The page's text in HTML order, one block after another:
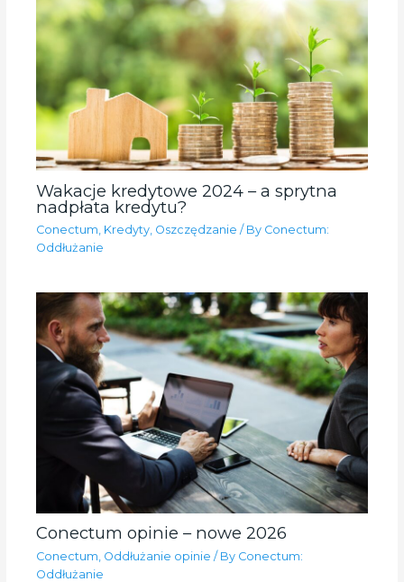
Wakacje kredytowe 2024 – a sprytna
nadpłata kredytu?
Conectum Kredyty Oszczędzanie / By Conectum:
Oddłużanie
Conectum opinie – nowe 2026
Conectum Oddłużanie opinie / By Conectum:
Oddłużanie